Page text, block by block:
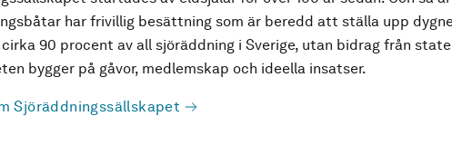
har frivillig besättning som är beredd att ställa upp
cirka 90 procent av all sjöräddning i Sverige, utan bidrag från
bygger på gåvor, medlemskap och ideella insatser.
Sjöräddningssällskapet